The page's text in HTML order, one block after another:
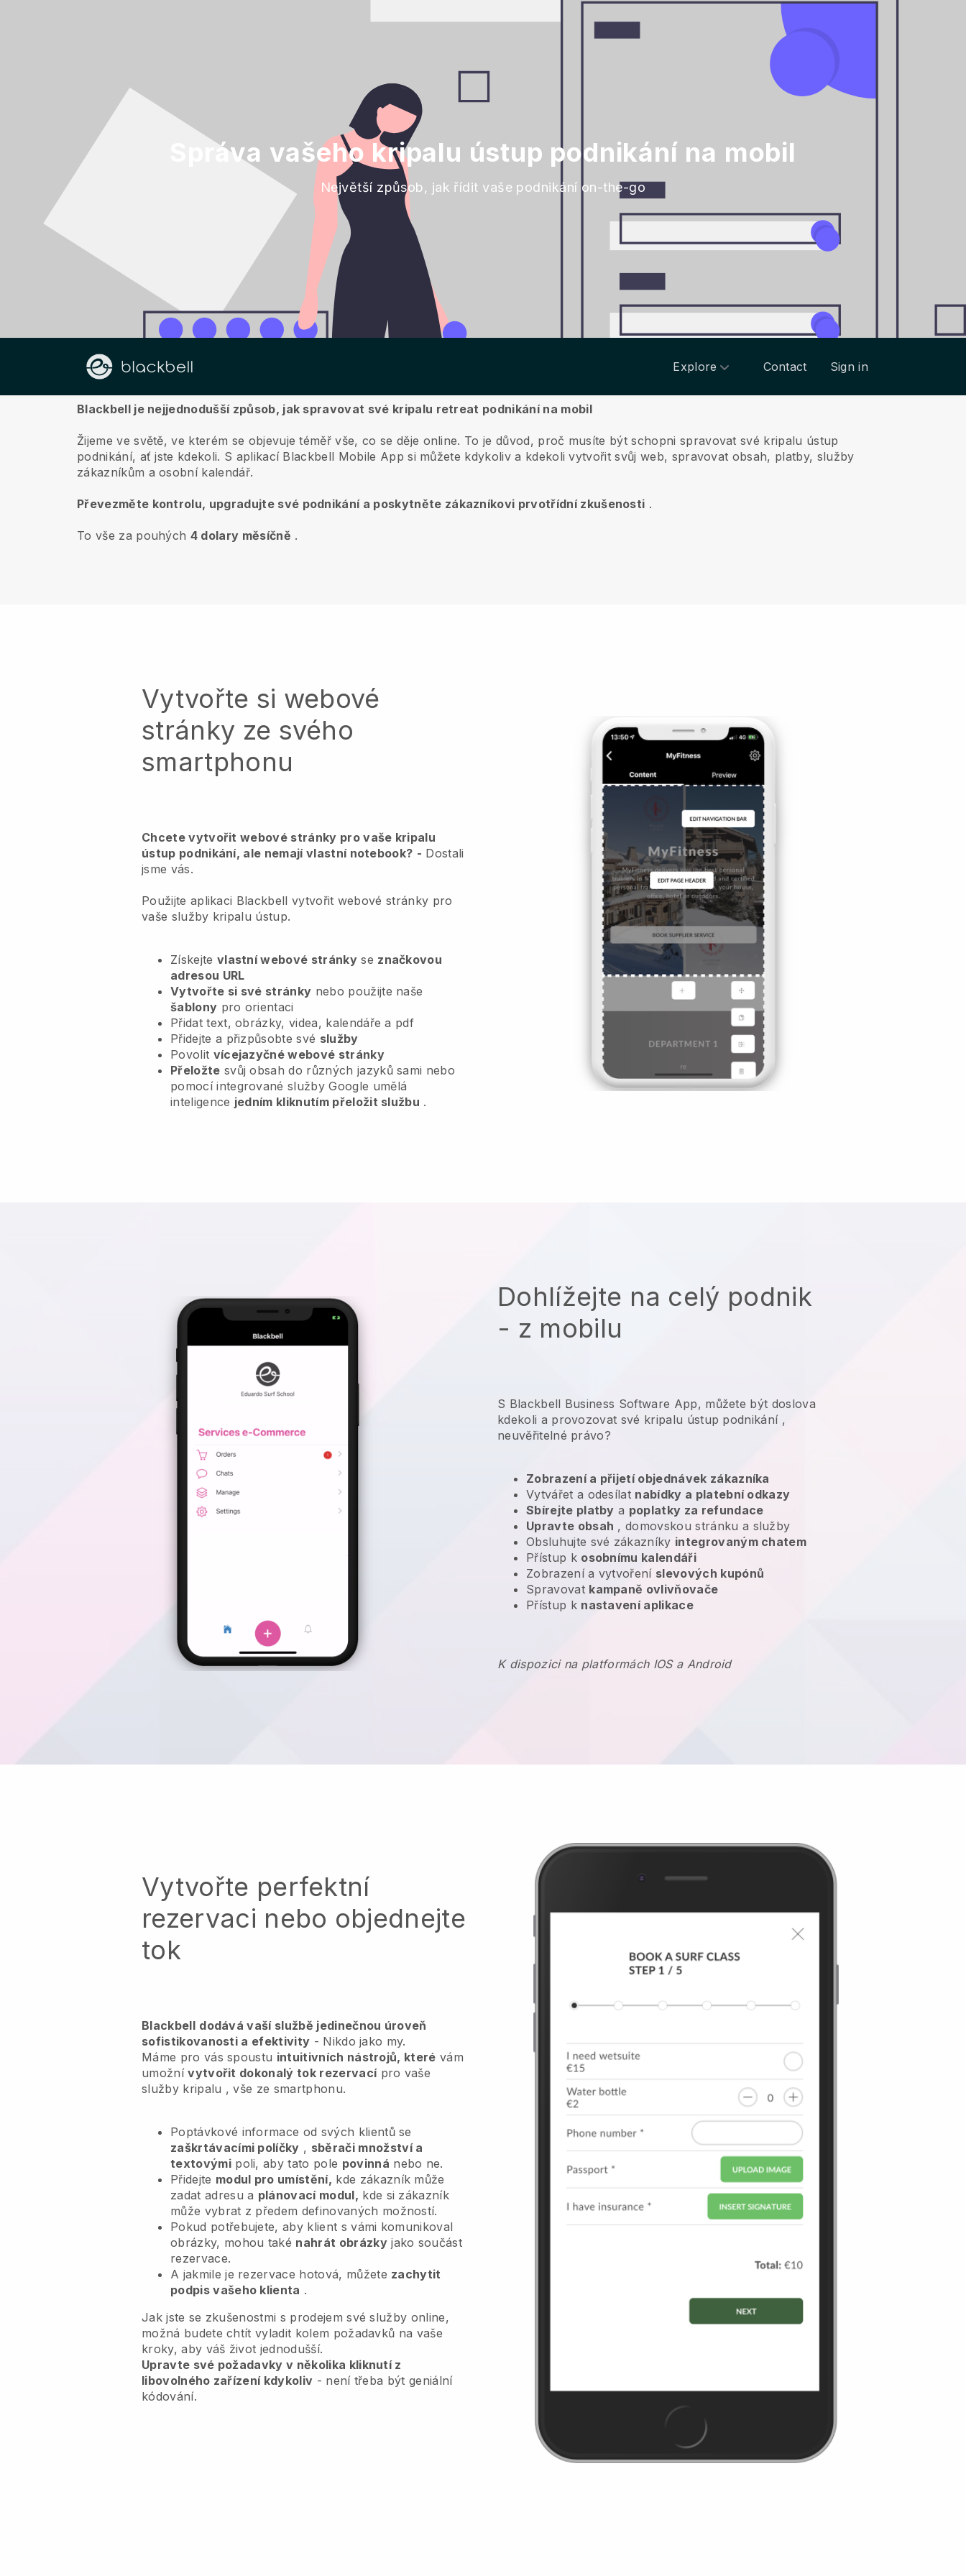
Správa vašeho kripalu ústup podnikání na mobil
Největší způsob, jak řídit vaše podnikání on-the-go
Explore Contact Sign in
O nás
Blackbell je nejjednodušší způsob, jak spravovat své kripalu retreat podnikání na mobil
Žijeme ve světě, ve kterém se objevuje téměř vše, co se děje online. To je důvod, proč musíte být schopni spravovat své kripalu ústup
podnikání, ať jste kdekoli. S aplikací Blackbell Mobile App si můžete kdykoliv a kdekoli vytvořit svůj web, spravovat obsah, platby, služby
zákazníkům a osobní kalendář.
Převezměte kontrolu, upgradujte své podnikání a poskytněte zákazníkovi prvotřídní zkušenosti .
To vše za pouhých 4 dolary měsíčně .
Vytvořte si webové
stránky ze svého
smartphonu
Chcete vytvořit webové stránky pro vaše kripalu
ústup podnikání, ale nemají vlastní notebook? - Dostali
jsme vás.
Použijte aplikaci Blackbell vytvořit webové stránky pro
vaše služby kripalu ústup.
Získejte vlastní webové stránkyse značkovou
adresou URL
Vytvořte si své stránky nebo použijte naše
šablony pro orientaci
Přidat text, obrázky, videa, kalendáře a pdf
Přidejte a přizpůsobte své služby
Povolit vícejazyčné webové stránky
Přeložte svůj obsah do různých jazyků sami nebo
pomocí integrované služby Google umělá
inteligence jedním kliknutím přeložit službu .
Dohlížejte na celý podnik
- z mobilu
S Blackbell Business Software App, můžete být doslova
kdekoli a provozovat své kripalu ústup podnikání,
neuvěřitelné právo?
Zobrazení a přijetí objednávek zákazníka
Vytvářet a odesílat nabídky a platební odkazy
Sbírejte platby a poplatky za refundace
Upravte obsah , domovskou stránku a služby
Obsluhujte své zákazníky integrovaným chatem
Přístup k osobnímu kalendáři
Zobrazení a vytvoření slevových kupónů
Spravovat kampaně ovlivňovače
Přístup k nastavení aplikace
K dispozici na platformách IOS a Android
Vytvořte perfektní
rezervaci nebo objednejte
tok
Blackbell dodává vaší službě jedinečnou úroveň
sofistikovanosti a efektivity - Nikdo jako my.
Máme pro vás spoustu intuitivních nástrojů, které vám
umožnívytvořit dokonalý tok rezervací pro vaše
služby kripalu , vše ze smartphonu.
Poptávkové informace od svých klientů se
zaškrtávacími políčky , sběrači množství a
textovýmipoli, aby tato pole povinná nebo ne.
Přidejte modul pro umístění, kde zákazník může
zadat adresu a plánovací modul, kde si zákazník
může vybrat z předem definovaných možností.
Pokud potřebujete, aby klient s vámi komunikoval
obrázky, mohou také nahrát obrázkyjako součást
rezervace.
A jakmile je rezervace hotová, můžete zachytit
podpis vašeho klienta .
Jak jste se zkušenostmi s prodejem své služby online,
možná budete chtít vyladit kolem požadavků na vaše
kroky, aby váš život jednodušší.
Upravte své požadavky v několika kliknutí z
libovolného zařízení kdykoliv - není třeba být geniální
kódování.